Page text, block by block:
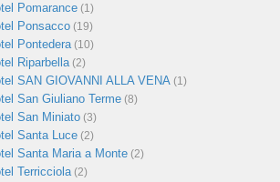
Pomarance (1)
Ponsacco (19)
Pontedera(10)
Riparbella(2)
SAN GIOVANNI ALLA VENA (1)
San Giuliano Terme (8)
San Miniato (3)
Santa Luce (2)
Santa Maria a Monte (2)
Terricciola(2)